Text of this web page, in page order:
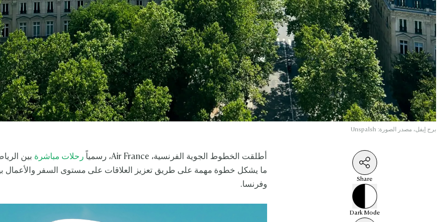
برج إيفل، مصدر الصورة: Unspalsh
Share
DarkMode
أطلقت الخطوط الجوية الفرنسية، Air France، رسمياً رحلات مباشرة بين
ما يشكل خطوة مهمة على طريق تعزيز العلاقات على مستوى السفر والأعمال
وفرنسا.